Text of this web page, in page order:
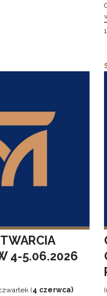
4-5.06.2026
(4 czerwca)